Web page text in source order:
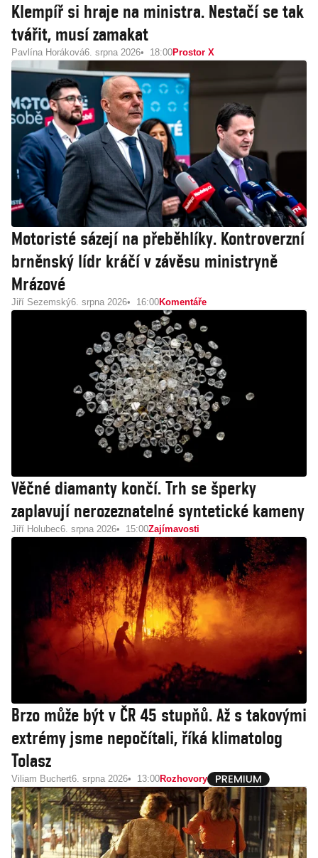
Klempíř si hraje na ministra. Nestačí se tak
tvářit, musí zamakat
Pavlína Horáková6. srpna 2026 18:00Prostor X
Motoristé sázejí na přeběhlíky. Kontroverzní
brněnský lídr kráčí v závěsu ministryně
Mrázové
Jiří Sezemský6. srpna 2026 16:00Komentáře
Věčné diamanty končí. Trh se šperky
zaplavují nerozeznatelné syntetické kameny
Jiří Holubec6. srpna 2026 15:00Zajímavosti
Brzo může být v ČR 45 stupňů. Až s takovými
extrémy jsme nepočítali, říká klimatolog
Tolasz
Viliam Buchert6. srpna 2026 13:00Rozhovory